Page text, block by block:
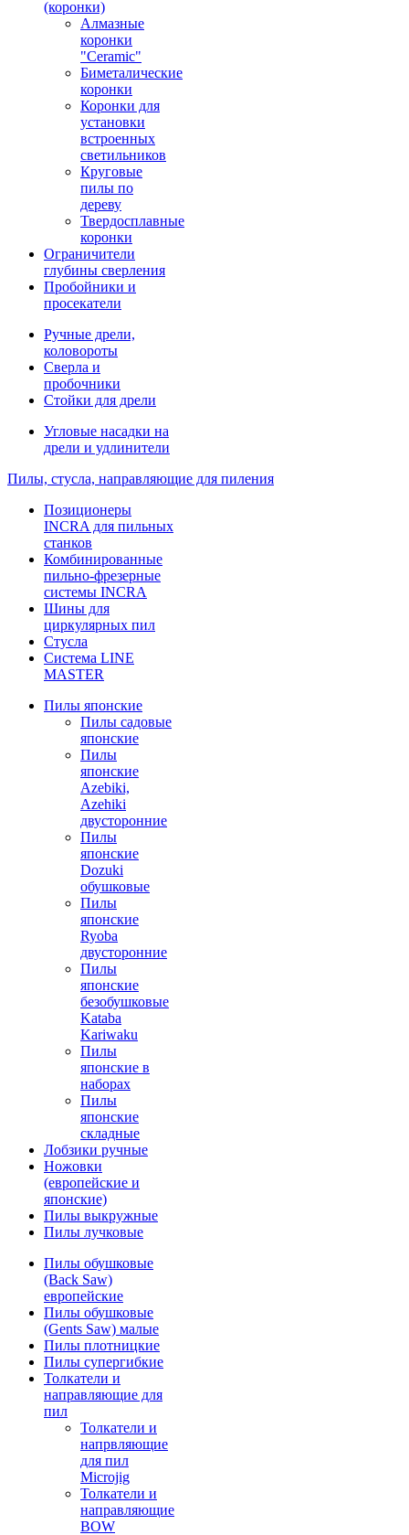
(коронки)
Алмазные
коронки
"Ceramic"
Биметалические
коронки
Коронки для
установки
встроенных
светильников
Круговые
пилы по
дереву
Твердосплавные
коронки
Ограничители
глубины сверления
Пробойники и
просекатели
Ручные дрели,
коловороты
Сверла и
пробочники
Стойки для дрели
Угловые насадки на
дрели и удлинители
Пилы, стусла, направляющие для пиления
Позиционеры
INCRA для пильных
станков
Комбинированные
пильно-фрезерные
системы INCRA
Шины для
циркулярных пил
Стусла
Система LINE
MASTER
Пилы японские
Пилы садовые
японские
Пилы
японские
Azebiki,
Azehiki
двусторонние
Пилы
японские
Dozuki
обушковые
Пилы
японские
Ryoba
двусторонние
Пилы
японские
безобушковые
Kataba
Kariwaku
Пилы
японские в
наборах
Пилы
японские
складные
Лобзики ручные
Ножовки
(европейские и
японские)
Пилы выкружные
Пилы лучковые
Пилы обушковые
(Back Saw)
европейские
Пилы обушковые
(Gents Saw) малые
Пилы плотницкие
Пилы супергибкие
Толкатели и
направляющие для
пил
Толкатели и
напрвляющие
для пил
Microjig
Толкатели и
направляющие
BOW